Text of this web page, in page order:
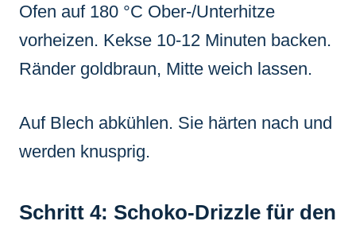
Ofen auf 180 °C Ober-/Unterhitze
vorheizen. Kekse 10-12 Minuten backen.
Ränder goldbraun, Mitte weich lassen.
Auf Blech abkühlen. Sie härten nach und
werden knusprig.
Schritt 4: Schoko-Drizzle für den